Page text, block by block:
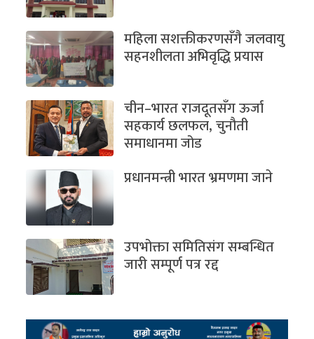
महिला सशक्तीकरणसँगै जलवायु
सहनशीलता अभिवृद्धि प्रयास
चीन–भारत राजदूतसँग ऊर्जा
सहकार्य छलफल, चुनौती
समाधानमा जोड
प्रधानमन्त्री भारत भ्रमणमा जाने
उपभोक्ता समितिसंग सम्बन्धित
जारी सम्पूर्ण पत्र रद्द